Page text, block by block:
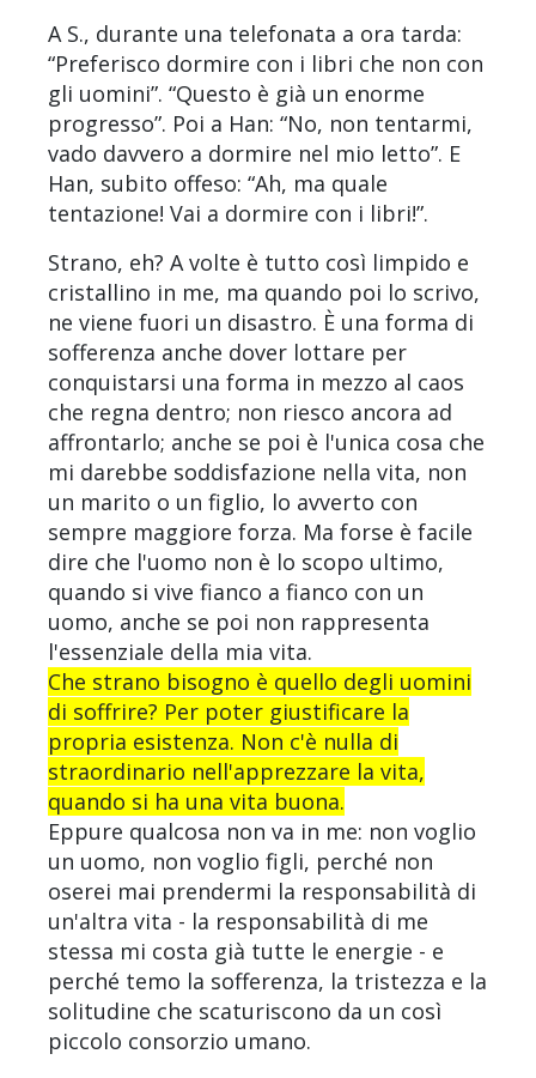
A S., durante una telefonata a ora tarda:
“Preferisco dormire con i libri che non con
gli uomini”. “Questo è già un enorme
progresso”. Poi a Han: “No, non tentarmi,
vado davvero a dormire nel mio letto”. E
Han, subito offeso: “Ah, ma quale
tentazione! Vai a dormire con i libri!”.
Strano, eh? A volte è tutto così limpido e
cristallino in me, ma quando poi lo scrivo,
ne viene fuori un disastro. È una forma di
sofferenza anche dover lottare per
conquistarsi una forma in mezzo al caos
che regna dentro; non riesco ancora ad
affrontarlo; anche se poi è l'unica cosa che
mi darebbe soddisfazione nella vita, non
un marito o un figlio, lo avverto con
sempre maggiore forza. Ma forse è facile
dire che l'uomo non è lo scopo ultimo,
quando si vive fianco a fianco con un
uomo, anche se poi non rappresenta
l'essenziale della mia vita.
Che strano bisogno è quello degli uomini
di soffrire? Per poter giustificare la
propria esistenza. Non c'è nulla di
straordinario nell'apprezzare la vita,
quando si ha una vita buona.
Eppure qualcosa non va in me: non voglio
un uomo, non voglio figli, perché non
oserei mai prendermi la responsabilità di
un'altra vita - la responsabilità di me
stessa mi costa già tutte le energie - e
perché temo la sofferenza, la tristezza e la
solitudine che scaturiscono da un così
piccolo consorzio umano.